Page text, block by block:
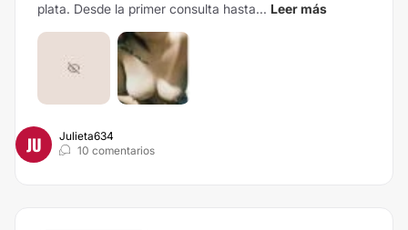
plata. Desde la primer consulta hasta... Leer más
JU
Julieta634
10 comentarios